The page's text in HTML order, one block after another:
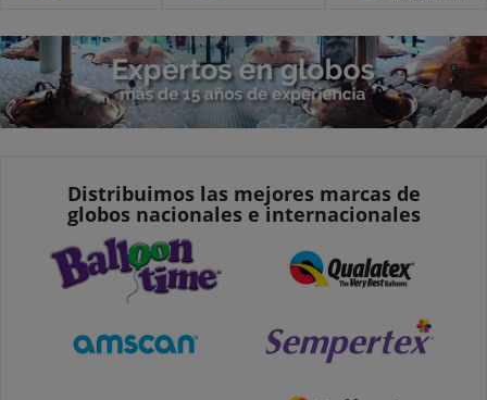
Distribuimos las mejores marcas de
globos nacionales e internacionales